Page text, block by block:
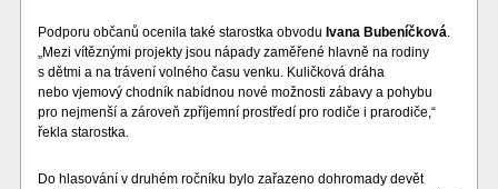
Podporu občanů ocenila také starostka obvodu Ivana Bubeníčková.
„Mezi vítěznými projekty jsou nápady zaměřené hlavně na rodiny
s dětmi a na trávení volného času venku. Kuličková dráha
nebo vjemový chodník nabídnou nové možnosti zábavy a pohybu
pro nejmenší a zároveň zpříjemní prostředí pro rodiče i prarodiče,“
řekla starostka.
Do hlasování v druhém ročníku bylo zařazeno dohromady devět